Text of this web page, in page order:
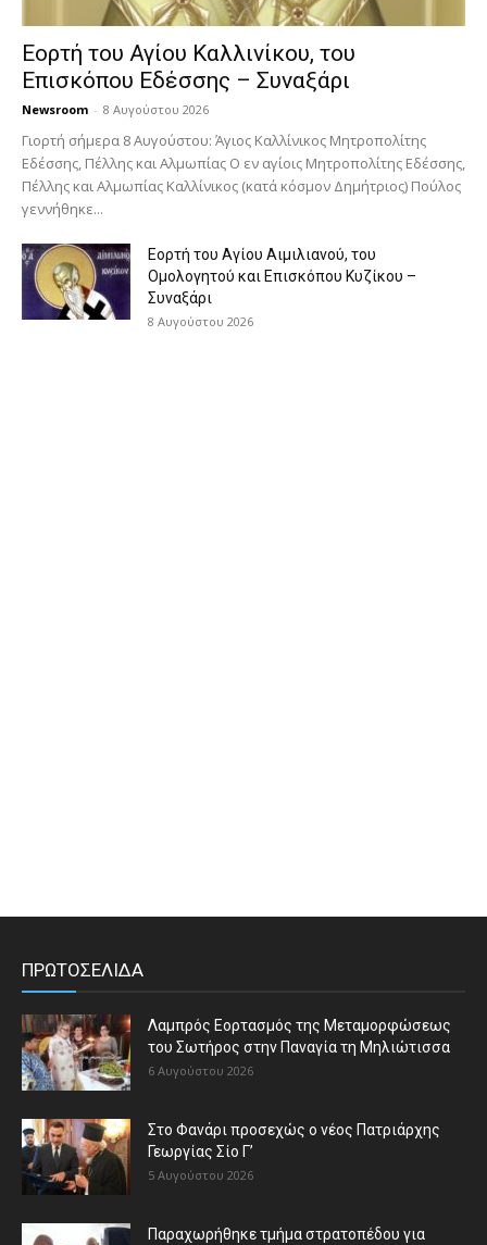
Εορτή του Αγίου Καλλινίκου, του
Επισκόπου Εδέσσης – Συναξάρι
Newsroom - 8 Αυγούστου 2026
Γιορτή σήμερα 8 Αυγούστου: Άγιος Καλλίνικος Μητροπολίτης
Εδέσσης, Πέλλης και Αλμωπίας Ο εν αγίοις Μητροπολίτης Εδέσσης,
Πέλλης και Αλμωπίας Καλλίνικος (κατά κόσμον Δημήτριος) Πούλος
γεννήθηκε...
Εορτή του Αγίου Αιμιλιανού, του
Ομολογητού και Επισκόπου Κυζίκου –
Συναξάρι
8 Αυγούστου 2026
ΠΡΩΤΟΣΕΛΙΔΑ
Λαμπρός Εορτασμός της Μεταμορφώσεως
του Σωτήρος στην Παναγία τη Μηλιώτισσα
6 Αυγούστου 2026
Στο Φανάρι προσεχώς ο νέος Πατριάρχης
Γεωργίας Σίο Γ’
5 Αυγούστου 2026
Παραχωρήθηκε τμήμα στρατοπέδου για